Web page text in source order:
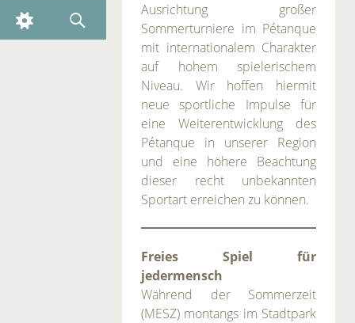
WIDGETS
SEARCH
Ausrichtung großer
Sommerturniere im Pétanque
mit internationalem Charakter
auf hohem spielerischem
Niveau. Wir hoffen hiermit
neue sportliche Impulse für
eine Weiterentwicklung des
Pétanque in unserer Region
und eine höhere Beachtung
dieser recht unbekannten
Sportart erreichen zu können.
Freies Spiel für
jedermensch
Während der Sommerzeit
(MESZ) montangs im Stadtpark